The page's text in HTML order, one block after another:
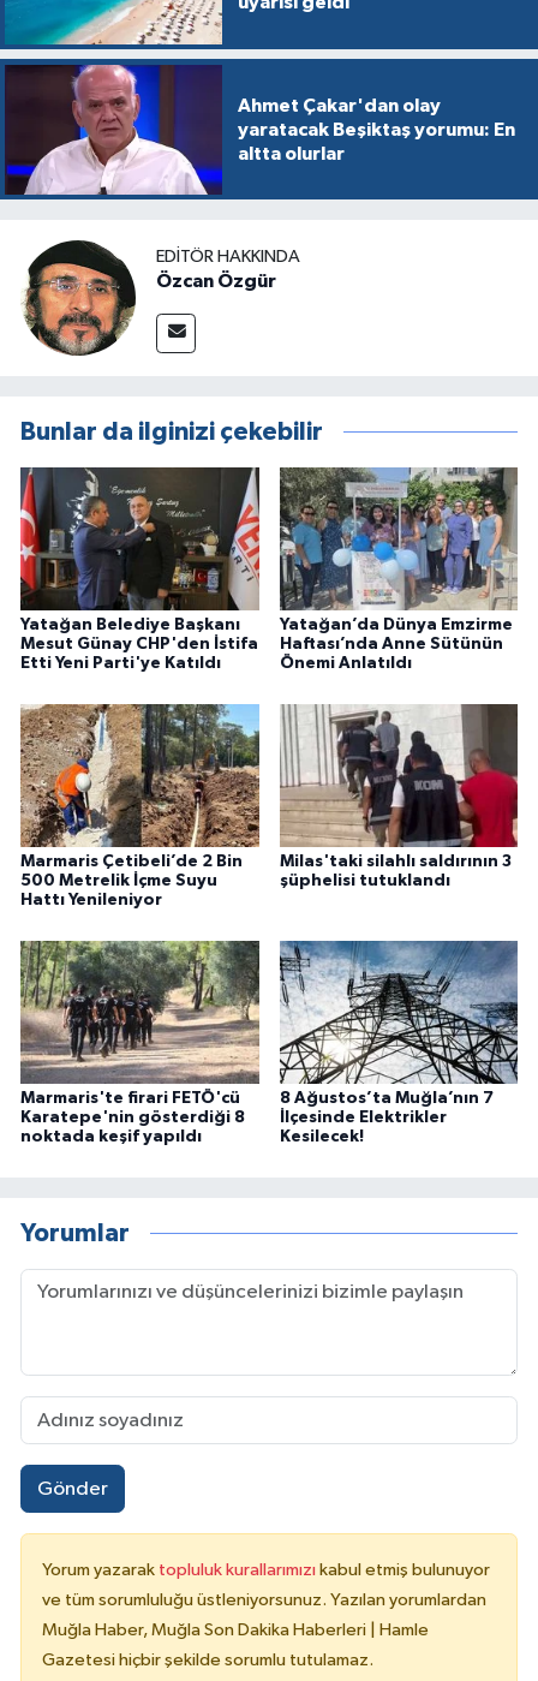
Ahmet Çakar'dan olay
yaratacak Beşiktaş yorumu: En
altta olurlar
EDITÖR HAKKINDA
Özcan Özgür
Bunlar da ilginizi çekebilir
Yatağan Belediye Başkanı
Mesut Günay CHP'den İstifa
Etti Yeni Parti'ye Katıldı
Yatağan’da Dünya Emzirme
Haftası’nda Anne Sütünün
Önemi Anlatıldı
Marmaris Çetibeli’de 2 Bin
500 Metrelik İçme Suyu
Hattı Yenileniyor
Milas'taki silahlı saldırının 3
şüphelisi tutuklandı
Marmaris'te firari FETÖ'cü
Karatepe'nin gösterdiği 8
noktada keşif yapıldı
8 Ağustos’ta Muğla’nın 7
İlçesinde Elektrikler
Kesilecek!
Yorumlar
Gönder
Yorum yazarak topluluk kurallarımızı kabul etmiş bulunuyor
ve tüm sorumluluğu üstleniyorsunuz. Yazılan yorumlardan
Muğla Haber, Muğla Son Dakika Haberleri | Hamle
Gazetesi hiçbir şekilde sorumlu tutulamaz.